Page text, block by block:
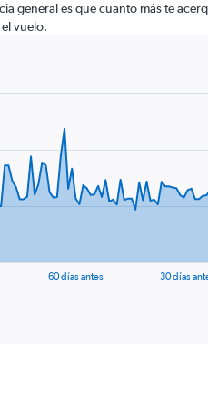
general es que cuanto más te
vuelo.
60 días antes 30 días